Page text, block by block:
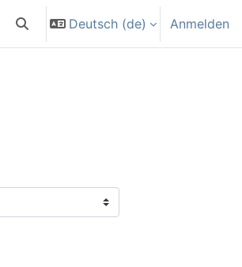
Sucheingabe umschalten
Deutsch ‎(de)‎ Anmelden